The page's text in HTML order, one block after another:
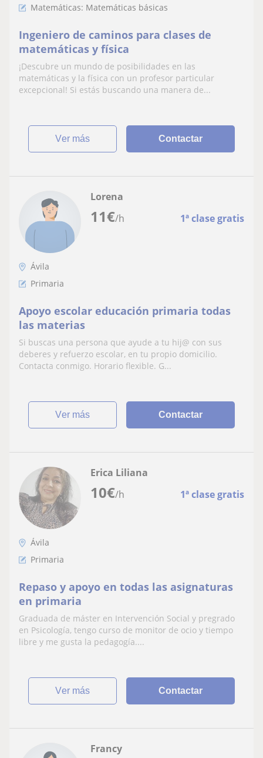
Matemáticas: Matemáticas básicas
Ingeniero de caminos para clases de
matemáticas y física
¡Descubre un mundo de posibilidades en las
matemáticas y la física con un profesor particular
excepcional! Si estás buscando una manera de...
ver más Contactar
11€/h 1ª clase gratis
Lorena
Ávila
Primaria
Apoyo escolar educación primaria todas
las materias
Si buscas una persona que ayude a tu hij@ con sus
deberes y refuerzo escolar, en tu propio domicilio.
Contacta conmigo. Horario flexible. G...
ver más Contactar
10€/h 1ª clase gratis
Erica Liliana
Ávila
Primaria
Repaso y apoyo en todas las asignaturas
en primaria
Graduada de máster en Intervención Social y pregrado
en Psicología, tengo curso de monitor de ocio y tiempo
libre y me gusta la pedagogía....
ver más Contactar
Francy